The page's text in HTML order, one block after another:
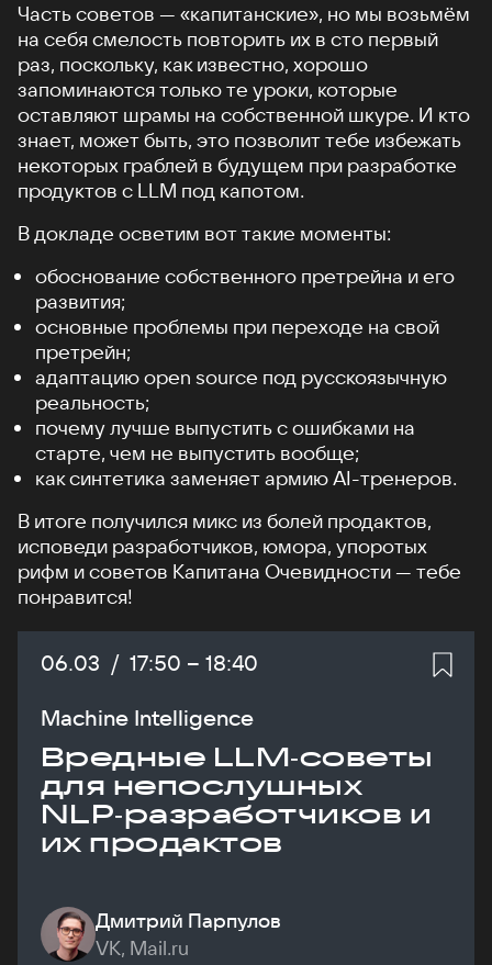
Часть советов — «капитанские», но мы возьмём
на себя смелость повторить их в сто первый
раз, поскольку, как известно, хорошо
запоминаются только те уроки, которые
оставляют шрамы на собственной шкуре. И кто
знает, может быть, это позволит тебе избежать
некоторых граблей в будущем при разработке
продуктов c LLM под капотом.
В докладе осветим вот такие моменты:
обоснование собственного претрейна и его
развития;
основные проблемы при переходе на свой
претрейн;
адаптацию open source под русскоязычную
реальность;
почему лучше выпустить с ошибками на
старте, чем не выпустить вообще;
как синтетика заменяет армию AI-тренеров.
В итоге получился микс из болей продактов,
исповеди разработчиков, юмора, упоротых
рифм и советов Капитана Очевидности — тебе
понравится!
Дата:
06.03 / Начало:
17:50 – Конец:
18:40
Machine Intelligence
Вредные LLM‑советы
для непослушных
NLP‑разработчиков и
их продактов
Дмитрий Парпулов
VK, Mail.ru